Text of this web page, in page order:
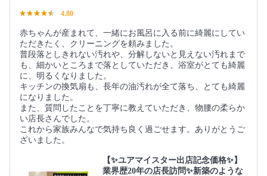
4.80
赤ちゃんが産まれて、一緒にお風呂に入る前に綺麗にしてい
ただきたく、クリーニングを頼みました。
普段落としきれない汚れや、分解しないと見えない汚れまで
も、細かいところまで落としていただき、浴室がとても綺麗
に、明るくなりました。
キッチンの換気扇も、長年の油汚れが全て落ち、とても綺麗
になりました。
また、質問したことを丁寧に教えていただき、物腰の柔らか
い店長さんでした。
これから家族みんなで気持ち良く過ごせます。ありがとうご
ざいました。
【✨ユアマイスター出店記念価格✨】
業界歴20年の店長訪問✨新築のような